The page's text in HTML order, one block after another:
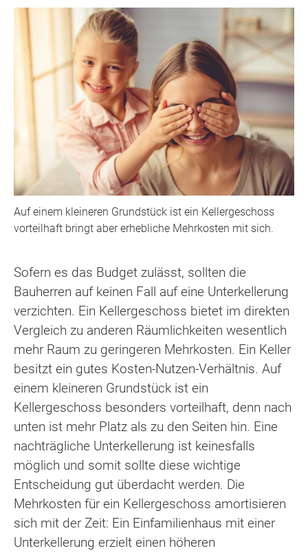
Auf einem kleineren Grundstück ist ein Kellergeschoss
vorteilhaft bringt aber erhebliche Mehrkosten mit sich.
Sofern es das Budget zulässt, sollten die
Bauherren auf keinen Fall auf eine Unterkellerung
verzichten. Ein Kellergeschoss bietet im direkten
Vergleich zu anderen Räumlichkeiten wesentlich
mehr Raum zu geringeren Mehrkosten. Ein Keller
besitzt ein gutes Kosten-Nutzen-Verhältnis. Auf
einem kleineren Grundstück ist ein
Kellergeschoss besonders vorteilhaft, denn nach
unten ist mehr Platz als zu den Seiten hin. Eine
nachträgliche Unterkellerung ist keinesfalls
möglich und somit sollte diese wichtige
Entscheidung gut überdacht werden. Die
Mehrkosten für ein Kellergeschoss amortisieren
sich mit der Zeit: Ein Einfamilienhaus mit einer
Unterkellerung erzielt einen höheren